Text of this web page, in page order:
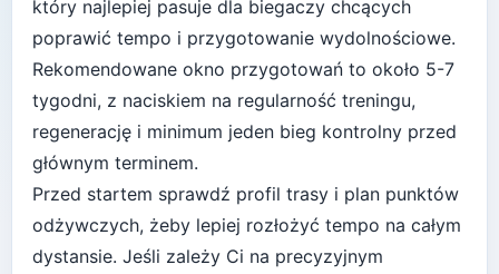
który najlepiej pasuje dla biegaczy chcących
poprawić tempo i przygotowanie wydolnościowe.
Rekomendowane okno przygotowań to około 5-7
tygodni, z naciskiem na regularność treningu,
regenerację i minimum jeden bieg kontrolny przed
głównym terminem.
Przed startem sprawdź profil trasy i plan punktów
odżywczych, żeby lepiej rozłożyć tempo na całym
dystansie. Jeśli zależy Ci na precyzyjnym